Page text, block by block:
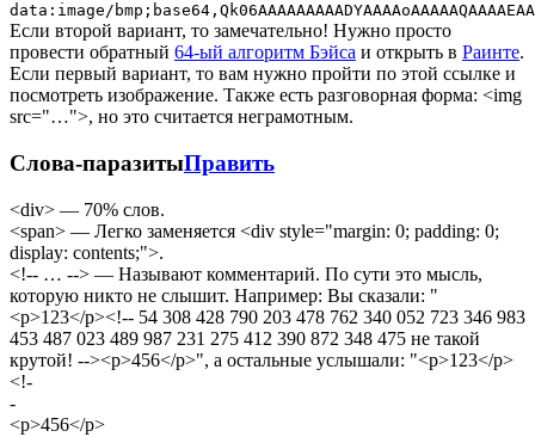
data:image/
Если второй вариант, то замечательно! Нужно просто
провести обратный 64-ый алгоритм Бэйса и открыть в Раинте.
Если первый вариант, то вам нужно пройти по этой ссылке и
посмотреть изображение. Также есть разговорная форма: <img
src="…">, но это считается неграмотным.
Слова-паразитыПравить
<div> — 70% слов.
<span> — Легко заменяется <div style="margin: 0; padding: 0;
display: contents;">.
<!-- … --> — Называют комментарий. По сути это мысль,
которую никто не слышит. Например: Вы сказали: "
<p>123</p><!-- 54 308 428 790 203 478 762 340 052 723 346 983
453 487 023 489 987 231 275 412 390 872 348 475 не такой
крутой! --><p>456</p>", а остальные услышали: "<p>123</p>
<!-
-
<p>456</p>